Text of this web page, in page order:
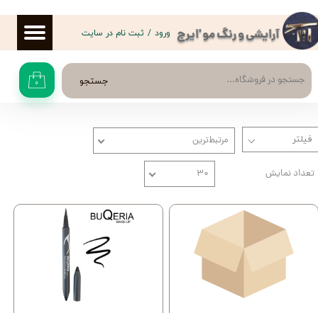
آرایشی و رنگ مو 'ایرج
جستجو ۰
ورود / ثبت نام در سایت
حساب کاربری من
تغییر گذر واژه
سفارشات
خروج از حساب کاربری
مرتبط‌ترین
تعداد نمایش ۳۰